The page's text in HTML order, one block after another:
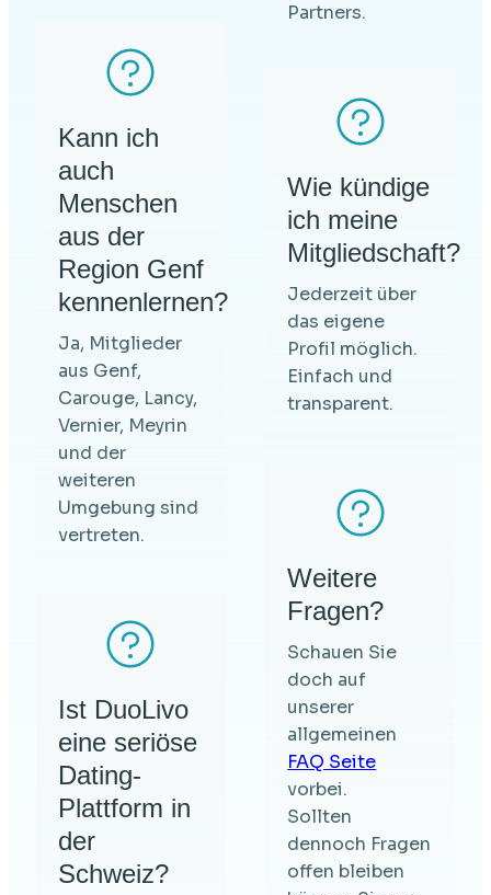
Kann ich
auch
Menschen
aus der
Region Genf
kennenlernen?
Ja, Mitglieder
aus Genf,
Carouge, Lancy,
Vernier, Meyrin
und der
weiteren
Umgebung sind
vertreten.
Ist DuoLivo
eine seriöse
Dating-
Plattform in
der
Schweiz?
Partners.
Wie kündige
ich meine
Mitgliedschaft?
Jederzeit über
das eigene
Profil möglich.
Einfach und
transparent.
Weitere
Fragen?
Schauen Sie
doch auf
unserer
allgemeinen
FAQ Seite
vorbei.
Sollten
dennoch Fragen
offen bleiben